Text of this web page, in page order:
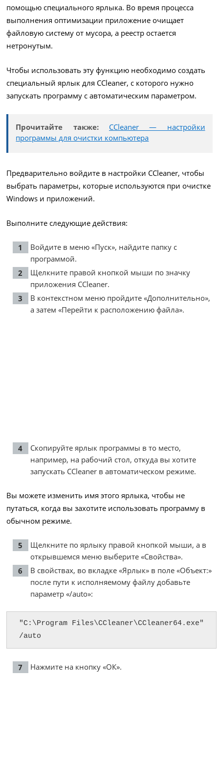
помощью специального ярлыка. Во время процесса
выполнения оптимизации приложение очищает
файловую систему от мусора, а реестр остается
нетронутым.
Чтобы использовать эту функцию необходимо создать
специальный ярлык для CCleaner, с которого нужно
запускать программу с автоматическим параметром.
Прочитайте также:
CCleaner — настройки
программы для очистки компьютера
Предварительно войдите в настройки CCleaner, чтобы
выбрать параметры, которые используются при очистке
Windows и приложений.
Выполните следующие действия:
Войдите в меню «Пуск», найдите папку с
программой.
Щелкните правой кнопкой мыши по значку
приложения CCleaner.
В контекстном меню пройдите «Дополнительно»,
а затем «Перейти к расположению файла».
Скопируйте ярлык программы в то место,
например, на рабочий стол, откуда вы хотите
запускать CCleaner в автоматическом режиме.
Вы можете изменить имя этого ярлыка, чтобы не
путаться, когда вы захотите использовать программу в
обычном режиме.
Щелкните по ярлыку правой кнопкой мыши, а в
открывшемся меню выберите «Свойства».
В свойствах, во вкладке «Ярлык» в поле «Объект:»
после пути к исполняемому файлу добавьте
параметр «/auto»:
"C:\Program Files\CCleaner\CCleaner64.exe"
/auto
Нажмите на кнопку «ОК».